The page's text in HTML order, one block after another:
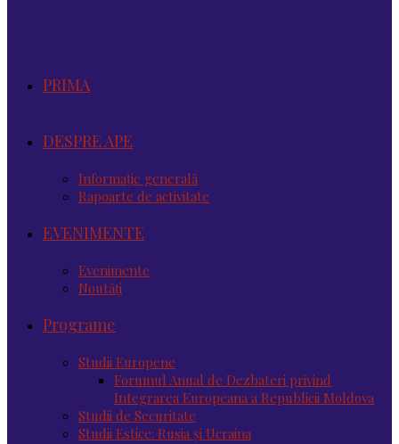
PRIMA
DESPRE APE
Informație generală
Rapoarte de activitate
EVENIMENTE
Evenimente
Noutăţi
Programe
Studii Europene
Forumul Anual de Dezbateri privind
Integrarea Europeana a Republicii Moldova
Studii de Securitate
Studii Estice: Rusia și Ucraina